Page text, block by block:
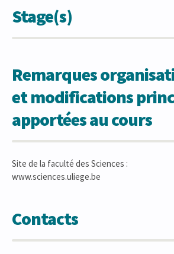
Stage(s)
Remarques
et modifications
apportées au cours
Site de la faculté des Sciences :
www.sciences.uliege.be
Contacts